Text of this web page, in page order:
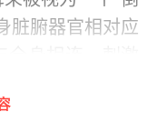
脏腑器官相对应
及全身气血运
进而提升人体